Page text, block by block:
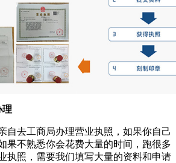
理
自去工商局办理营业执照，如果你自己
果不熟悉你会花费大量的时间，跑很多
执照，需要我们填写大量的资料和申请